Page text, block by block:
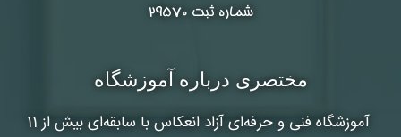
شماره ثبت ۲۹۵۷۰
مختصری درباره آموزشگاه
آموزشگاه فنی و حرفه‌ای آزاد انعکاس
با سابقه‌ای بیش از 11